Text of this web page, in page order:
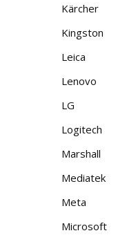
Kärcher
Kingston
Leica
Lenovo
LG
Logitech
Marshall
Mediatek
Meta
Microsoft